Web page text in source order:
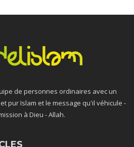
de personnes ordinaires avec un
pur Islam et le message qu'il véhicule -
à Dieu - Allah.